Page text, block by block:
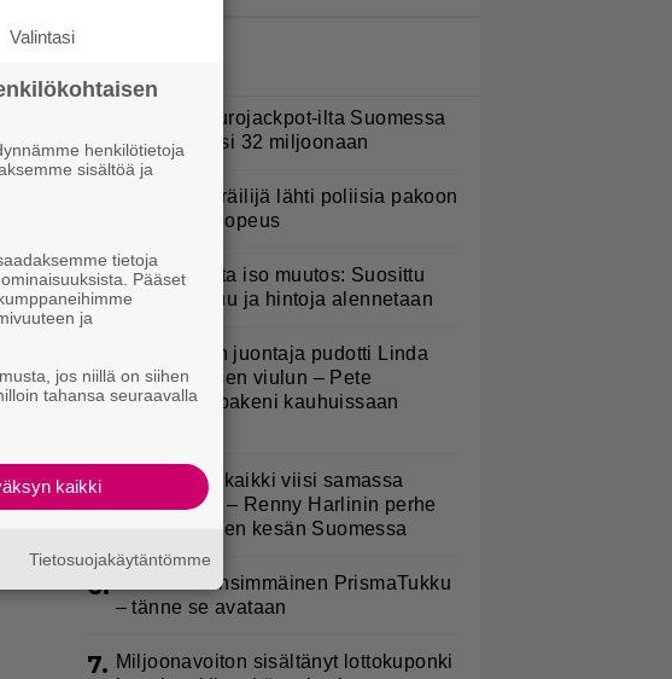
Johan oli Eurojackpot-ilta Suomessa
– potti kohosi 32 miljoonaan
Moottoripyöräilijä lähti poliisia pakoon
– huima ylinopeus
3. Hesburgerilta iso muutos: Suosittu
ateria poistuu ja hintoja alennetaan
Tv-ohjelman juontaja pudotti Linda
Lampeniuksen viulun – Pete
Parkkonen pakeni kauhuissaan
5.
”Nukuimme kaikki viisi samassa
huoneessa” – Renny Harlinin perhe
vietti unelmien kesän Suomessa
6.
Suomeen ensimmäinen PrismaTukku
– tänne se avataan
7. Miljoonavoiton sisältänyt lottokuponki
Valintasi
henkilötietoja
sisältöä ja
tietoja
Pääset
ja
jos niillä on siihen
tahansa seuraavalla
kaikki
Tietosuojakäytäntömme